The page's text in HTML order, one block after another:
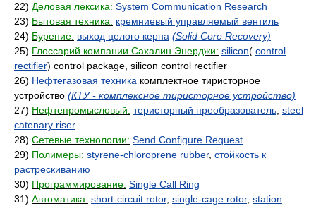
22) Деловая лексика: System Communication Research
23) Бытовая техника: кремниевый управляемый вентиль
24) Бурение: выход целого керна (Solid Core Recovery)
25) Глоссарий компании Сахалин Энерджи: silicon( control
rectifier) control package, silicon control rectifier
26) Нефтегазовая техника комплектное тиристорное
устройство (КТУ - комплексное тиристорное устройство)
27) Нефтепромысловый: теристорный преобразователь steel
catenary riser
28) Сетевые технологии: Send Configure Request
29) Полимеры: styrene-chloroprene rubber, стойкость к
растрескиванию
30) Программирование: Single Call Ring
31) Автоматика: short-circuit rotor, single-cage rotor, station